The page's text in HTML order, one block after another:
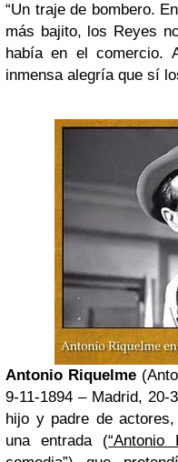
“Un traje de bombero.
más bajito, los Reyes
había en el comercio.
inmensa alegría que sí
Antonio Riquelme
9-11-1894 – Madrid, 20-
hijo y padre de
una entrada (